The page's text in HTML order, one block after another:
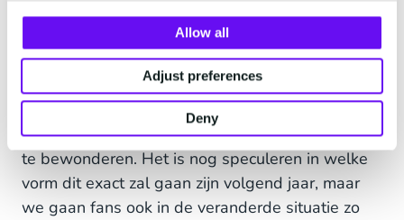
Allow all
Adjust preferences
Deny
in een versnelling geraakt sinds de uitbraak van
COVID-19. Onze missie is om het leven van
mensen gemakkelijker, veiliger en mooier te
maken door middel van technologie. Na een
reeks F1 -races zonder publiek, hebben Formule
1 fans behoefte om hun idolen weer in real-life
te bewonderen. Het is nog speculeren in welke
vorm dit exact zal gaan zijn volgend jaar, maar
we gaan fans ook in de veranderde situatie zo